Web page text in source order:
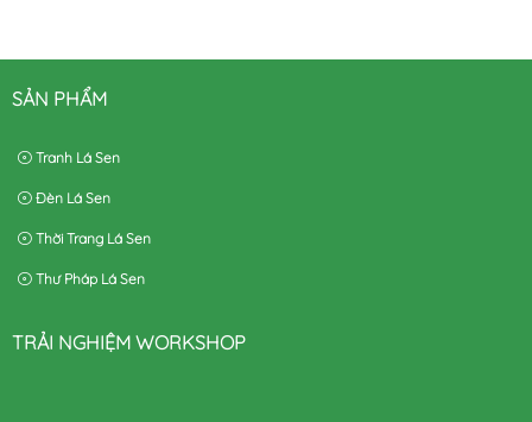
SẢN PHẨM
Tranh Lá Sen
Đèn Lá Sen
Thời Trang Lá Sen
Thư Pháp Lá Sen
TRẢI NGHIỆM WORKSHOP